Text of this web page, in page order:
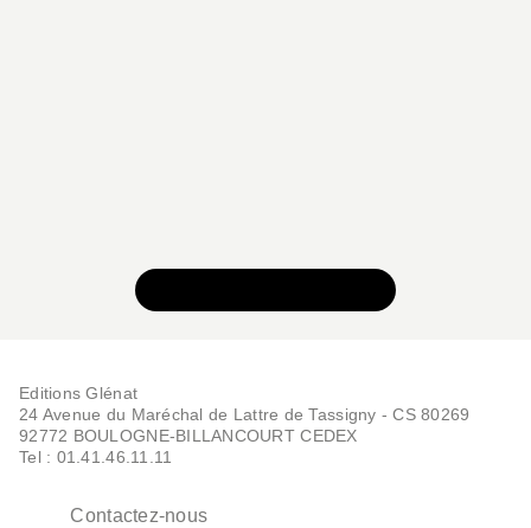
Clotilde Bruneau
Carlos Rafael Duarte
Editions Glénat
24 Avenue du Maréchal de Lattre de Tassigny - CS 80269
92772 BOULOGNE-BILLANCOURT CEDEX
Tel : 01.41.46.11.11
Contactez-nous